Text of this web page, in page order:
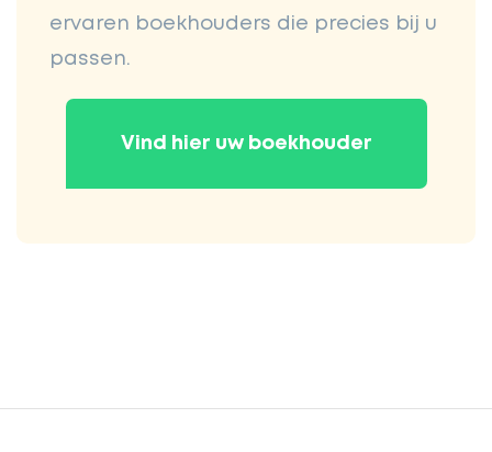
ervaren boekhouders die precies bij u
passen.
Vind hier uw boekhouder